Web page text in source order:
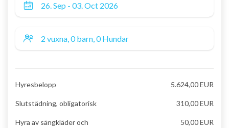
Hyresbelopp 5.624,00 EUR
Slutstädning, obligatorisk 310,00 EUR
Hyra av sängkläder och
50,00 EUR